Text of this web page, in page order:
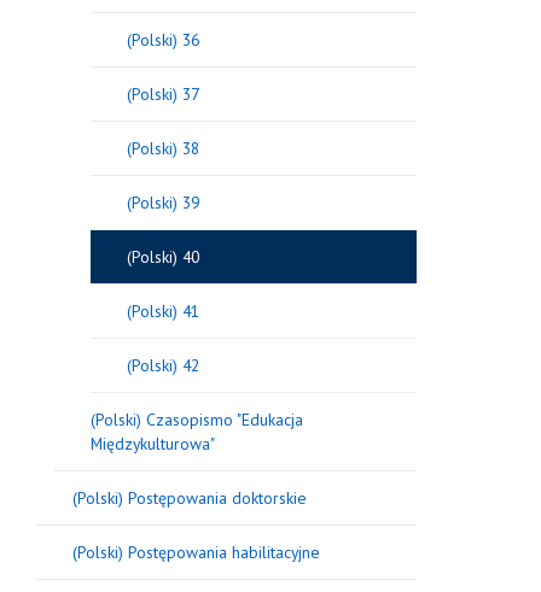
(Polski) 36
(Polski) 37
(Polski) 38
(Polski) 39
(Polski) 40
(Polski) 41
(Polski) 42
(Polski) Czasopismo "Edukacja
Międzykulturowa"
(Polski) Postępowania doktorskie
(Polski) Postępowania habilitacyjne